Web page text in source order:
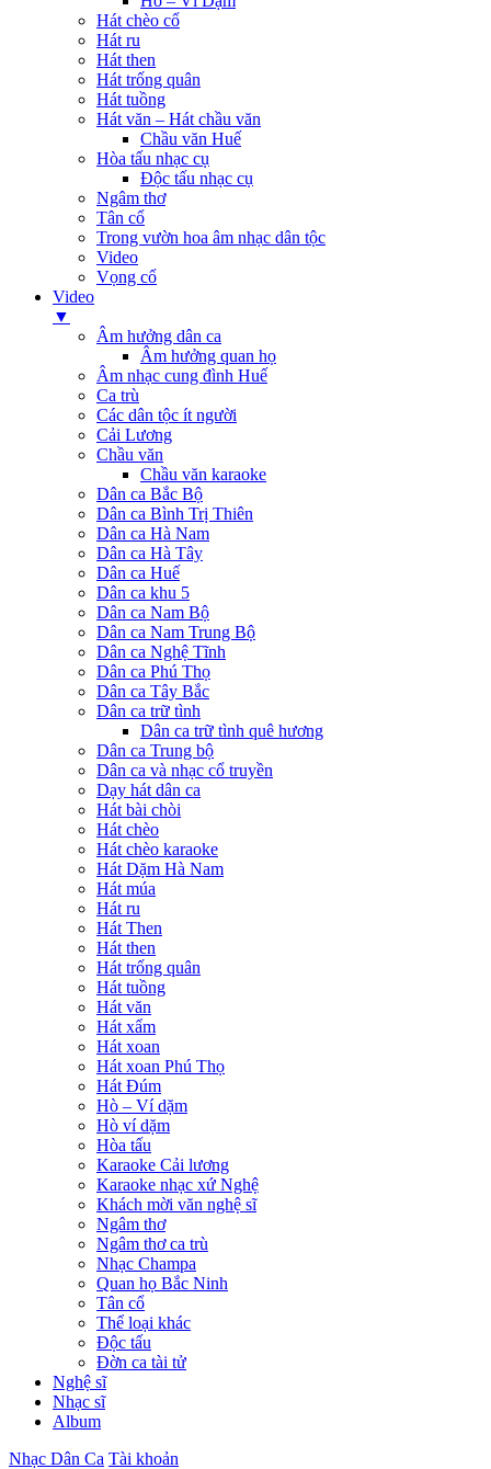
Hát chèo cổ
Hát ru
Hát then
Hát trống quân
Hát tuồng
Hát văn – Hát chầu văn
Chầu văn Huế
Hòa tấu nhạc cụ
Độc tấu nhạc cụ
Ngâm thơ
Tân cổ
Trong vườn hoa âm nhạc dân tộc
Video
Vọng cổ
Video
▼
Âm hưởng dân ca
Âm hưởng quan họ
Âm nhạc cung đình Huế
Ca trù
Các dân tộc ít người
Cải Lương
Chầu văn
Chầu văn karaoke
Dân ca Bắc Bộ
Dân ca Bình Trị Thiên
Dân ca Hà Nam
Dân ca Hà Tây
Dân ca Huế
Dân ca khu 5
Dân ca Nam Bộ
Dân ca Nam Trung Bộ
Dân ca Nghệ Tĩnh
Dân ca Phú Thọ
Dân ca Tây Bắc
Dân ca trữ tình
Dân ca trữ tình quê hương
Dân ca Trung bộ
Dân ca và nhạc cổ truyền
Dạy hát dân ca
Hát bài chòi
Hát chèo
Hát chèo karaoke
Hát Dặm Hà Nam
Hát múa
Hát ru
Hát Then
Hát then
Hát trống quân
Hát tuồng
Hát văn
Hát xẩm
Hát xoan
Hát xoan Phú Thọ
Hát Đúm
Hò – Ví dặm
Hò ví dặm
Hòa tấu
Karaoke Cải lương
Karaoke nhạc xứ Nghệ
Khách mời văn nghệ sĩ
Ngâm thơ
Ngâm thơ ca trù
Nhạc Champa
Quan họ Bắc Ninh
Tân cổ
Thể loại khác
Độc tấu
Đờn ca tài tử
Nghệ sĩ
Nhạc sĩ
Album
Nhạc Dân Ca Tài khoản